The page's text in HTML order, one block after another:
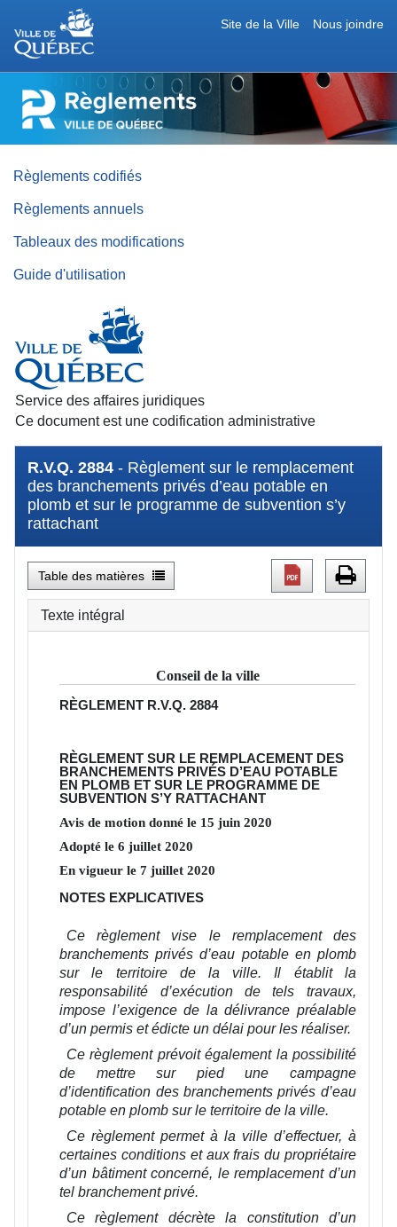
Nous joindre
Site de la Ville
RÈGLEMENTS
DE
QUÉBEC
Règlements codifiés
Règlements annuels
Tableaux des modifications
Guide d'utilisation
Service des affaires juridiques
Ce document est une codification administrative
R.V.Q. 2884 - Règlement sur le remplacement
des branchements privés d’eau potable en
plomb et sur le programme de subvention s’y
rattachant
Table des matières
Texte intégral
Conseil de la ville
RÈGLEMENT R.V.Q. 2884
RÈGLEMENT SUR LE REMPLACEMENT DES
BRANCHEMENTS PRIVÉS D’EAU POTABLE
EN PLOMB ET SUR LE PROGRAMME DE
SUBVENTION S’Y RATTACHANT
Avis de motion donné le 15juin2020
Adopté le6juillet2020
En vigueur le7juillet2020
NOTES EXPLICATIVES
Ce règlement vise le remplacement des
branchements privés d’eau potable en plomb
sur le territoire de la ville. Il établit la
responsabilité d’exécution de tels travaux,
impose l’exigence de la délivrance préalable
d’un permis et édicte un délai pour les réaliser.
Ce règlement prévoit également la possibilité
de mettre sur pied une campagne
d’identification des branchements privés d’eau
potable en plomb sur le territoire de la ville.
Ce règlement permet à la ville d’effectuer, à
certaines conditions et aux frais du propriétaire
d’un bâtiment concerné, le remplacement d’un
tel branchement privé.
Ce règlement décrète la constitution d’un